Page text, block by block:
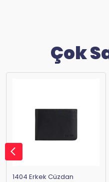
Çok
1404 Erkek Cüzdan